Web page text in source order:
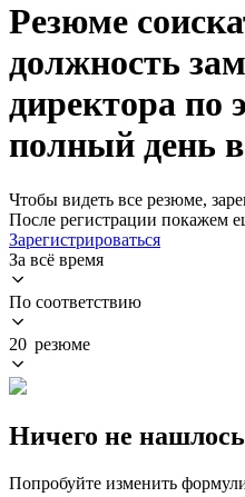
Резюме
должность
директора по
полный день
Чтобы видеть все резюме,
После регистрации покажем
Зарегистрироваться
За всё время
По соответствию
20 резюме
Ничего не нашлось
Попробуйте изменить